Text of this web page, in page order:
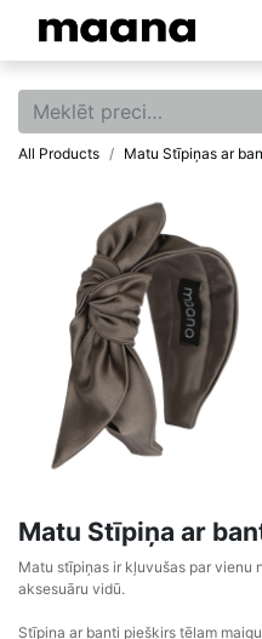
All Products Matu Stīpiņas ar
Matu Stīpiņa ar
Matu stīpiņas ir kļuvušas par vienu
aksesuāru vidū.
Stīpiņa ar banti piešķirs tēlam